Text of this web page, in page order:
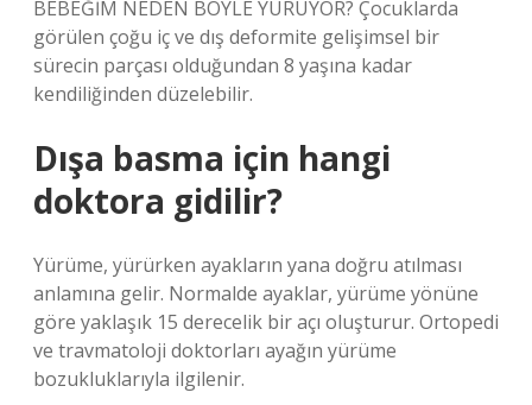
BEBEĞİM NEDEN BÖYLE YÜRÜYOR? Çocuklarda
görülen çoğu iç ve dış deformite gelişimsel bir
sürecin parçası olduğundan 8 yaşına kadar
kendiliğinden düzelebilir.
Dışa basma için hangi
doktora gidilir?
Yürüme, yürürken ayakların yana doğru atılması
anlamına gelir. Normalde ayaklar, yürüme yönüne
göre yaklaşık 15 derecelik bir açı oluşturur. Ortopedi
ve travmatoloji doktorları ayağın yürüme
bozukluklarıyla ilgilenir.